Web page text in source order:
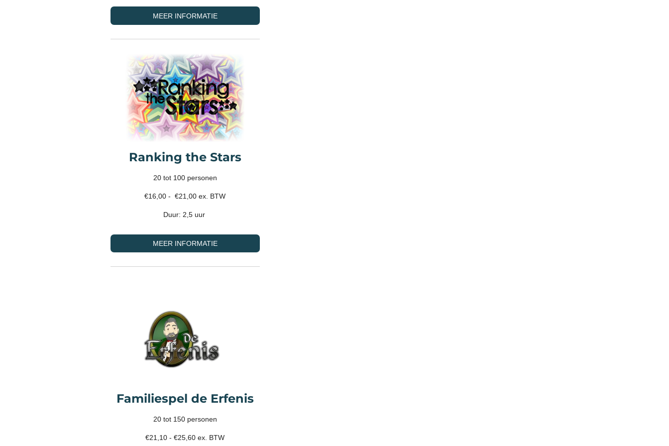
MEER INFORMATIE
Ranking the Stars
20 tot 100 personen
€16,00 - €21,00 ex. BTW
Duur: 2,5 uur
MEER INFORMATIE
Familiespel de Erfenis
20 tot 150 personen
€21,10 - €25,60 ex. BTW